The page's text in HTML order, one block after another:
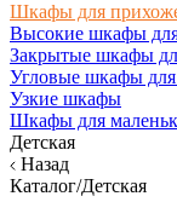
Шкафы для
Высокие шкафы
Закрытые шкафы
Угловые шкафы
Узкие шкафы
Шкафы для
Детская
Назад
Каталог/Детская